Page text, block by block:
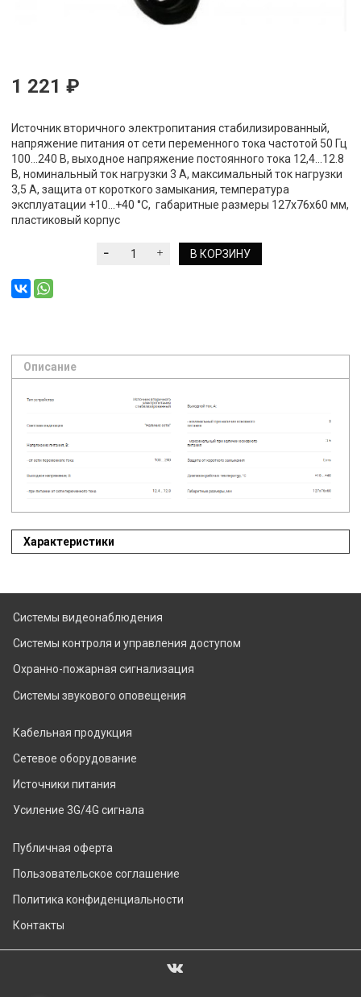
1 221 ₽
Источник вторичного электропитания стабилизированный,
напряжение питания от сети переменного тока частотой 50 Гц
100...240 В, выходное напряжение постоянного тока 12,4...12.8
В, номинальный ток нагрузки 3 А, максимальный ток нагрузки
3,5 А, защита от короткого замыкания, температура
эксплуатации +10...+40 °С, габаритные размеры 127х76х60 мм,
пластиковый корпус
В КОРЗИНУ
Описание
Характеристики
Системы видеонаблюдения
Системы контроля и управления доступом
Охранно-пожарная сигнализация
Системы звукового оповещения
Кабельная продукция
Сетевое оборудование
Источники питания
Усиление 3G/4G сигнала
Публичная оферта
Пользовательское соглашение
Политика конфиденциальности
Контакты